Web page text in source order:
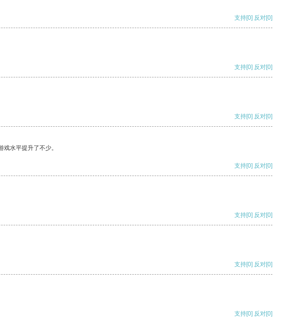
支持[0] 反对[0]
支持[0] 反对[0]
支持[0] 反对[0]
水平提升了不少。
支持[0] 反对[0]
支持[0] 反对[0]
支持[0] 反对[0]
支持[0] 反对[0]